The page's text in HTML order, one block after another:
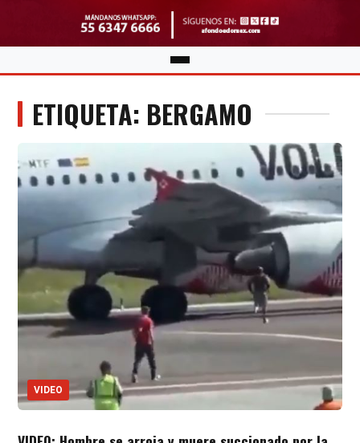
ETIQUETA: BERGAMO
VIDEO